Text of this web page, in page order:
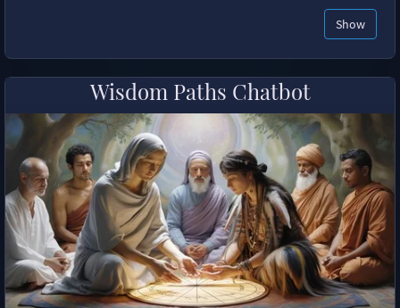
Show
Wisdom Paths Chatbot